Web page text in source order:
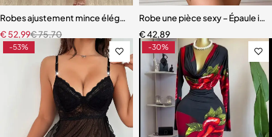
Robes ajustement mince élégant fente latérale fermeture éclair
€75,70
€ 52,99
Robe une pièce sexy – Épaule
€42,89
-53% -30%